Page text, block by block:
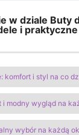
w dziale Buty
i
komfort i styl na co
modny wygląd na
wybór na każdą